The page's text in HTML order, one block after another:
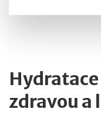
Hydratace
zdravou a